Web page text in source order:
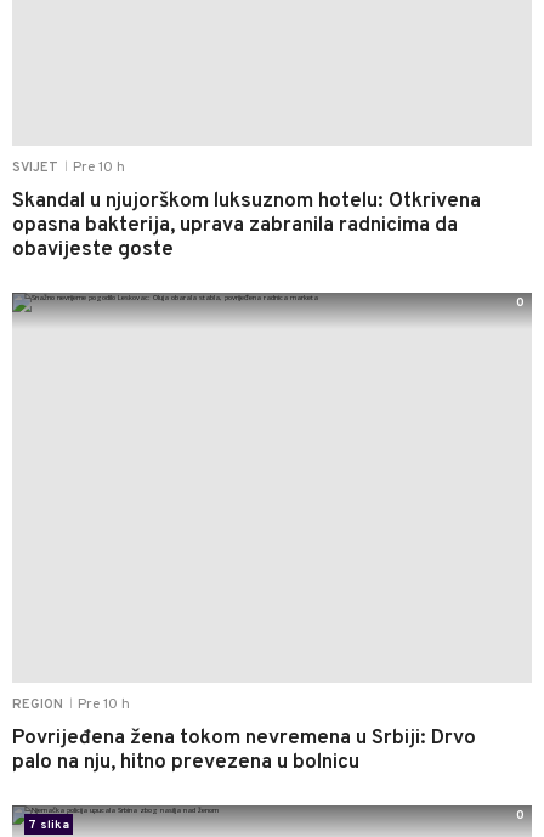
SVIJET Pre 10 h
Skandal u njujorškom luksuznom hotelu: Otkrivena
opasna bakterija, uprava zabranila radnicima da
obavijeste goste
REGION Pre 10 h
Povrijeđena žena tokom nevremena u Srbiji: Drvo
palo na nju, hitno prevezena u bolnicu
0
7 slika
0